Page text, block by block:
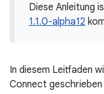
Diese Anleitung
1.1.0-alpha12
In diesem Leitfaden
Connect